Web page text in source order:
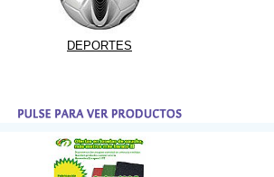
DEPORTES